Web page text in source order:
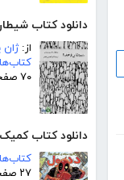
دانلود کتاب
از:ژان
۷۰ صفحه
دانلود کتاب کمیک ددپول
۲۷ صفحه